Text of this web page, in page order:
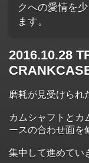
クへの愛情を
ます。
2016.10.28
磨耗が見受けられ
カムシャフトとカ
ースの合わせ面を
集中して進めてい